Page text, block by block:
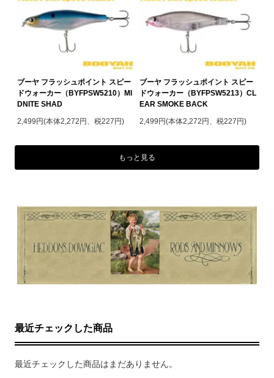
ブーヤ フラッシュポイント スピー
ドウォーカー（BYFPSW5210）MI
DNITE SHAD
2,499円(本体2,272円、税227円)
ブーヤ フラッシュポイント スピー
ドウォーカー（BYFPSW5213）CL
EAR SMOKE BACK
2,499円(本体2,272円、税227円)
もっと見る
最近チェックした商品
最近チェックした商品はまだありません。